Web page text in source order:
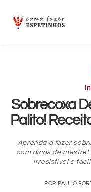
principal
Sobrecoxa
Palito!
Aprenda a fazer
com dicas de
irresistível e
POR PAULO